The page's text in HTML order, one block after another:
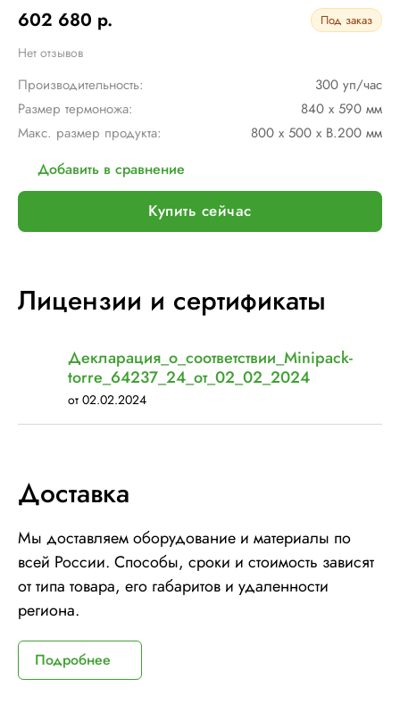
602 680 р.
Под заказ
Нет отзывов
Производительность:
300 уп/час
Размер термоножа:
840 x 590 мм
Макс. размер продукта:
800 x 500 x В.200 мм
Добавить в сравнение
Купить сейчас
Лицензии и сертификаты
Декларация_о_соответствии_Minipack-
torre_64237_24_от_02_02_2024
от 02.02.2024
Доставка
Мы доставляем оборудование и материалы по
всей России. Способы, сроки и стоимость зависят
от типа товара, его габаритов и удаленности
региона.
Подробнее